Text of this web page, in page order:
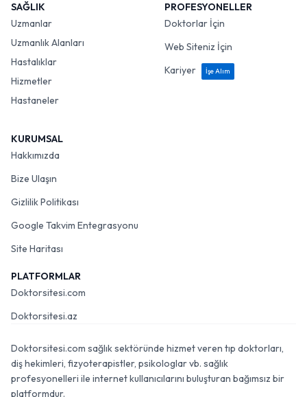
SAĞLIK
Uzmanlar
Uzmanlık Alanları
Hastalıklar
Hizmetler
Hastaneler
PROFESYONELLER
Doktorlar İçin
Web Siteniz İçin
Kariyer
İşe Alım
KURUMSAL
Hakkımızda
Bize Ulaşın
Gizlilik Politikası
Google Takvim Entegrasyonu
Site Haritası
PLATFORMLAR
Doktorsitesi.com
Doktorsitesi.az
Doktorsitesi.com sağlık sektöründe hizmet veren tıp doktorları,
diş hekimleri, fizyoterapistler, psikologlar vb. sağlık
profesyonelleri ile internet kullanıcılarını buluşturan bağımsız bir
platformdur.